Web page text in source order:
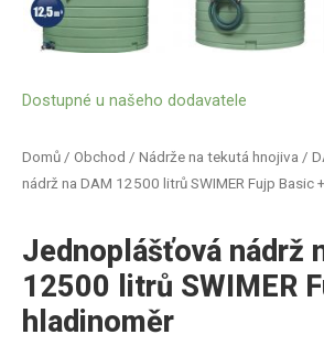
Domů / Obchod / Nádrže na tekutá hnojiva /
nádrž na DAM 12500 litrů SWIMER Fujp Basic
Jednoplášťová nádrž
12500 litrů SWIMER
hladinoměr
Dostupné u našeho dodavatele